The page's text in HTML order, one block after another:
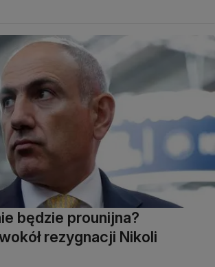
będzie prounijna?
rezygnacji Nikoli